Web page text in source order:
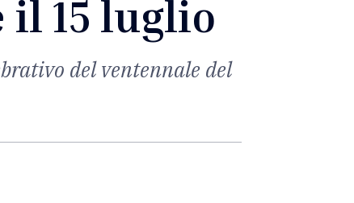
il 15 luglio
del ventennale del